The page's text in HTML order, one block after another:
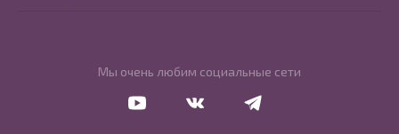
Мы очень любим социальные сети